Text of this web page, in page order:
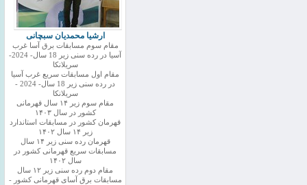
ارشیا محمدیان سبچانی
مقام سوم مسابقات برق آسا غرب
آسیا در رده سنی زیر 18 سال- 2024-
سریلانکا
مقام اول مسابقات سریع غرب آسیا
در رده سنی زیر 18 سال- 2024 -
سریلانکا
مقام سوم زیر ۱۴ سال قهرمانی
کشور در سال ۱۴۰۳
قهرمان کشور در مسابقات استاندارد
زیر ۱۴ سال ۱۴۰۲
قهرمان رده سنی زیر ۱۴ سال
مسابقات سریع قهرمانی کشور در
سال ۱۴۰۲
مقام دوم رده سنی زیر ۱۲ سال
مسابقات برق آسای قهرمانی کشور -